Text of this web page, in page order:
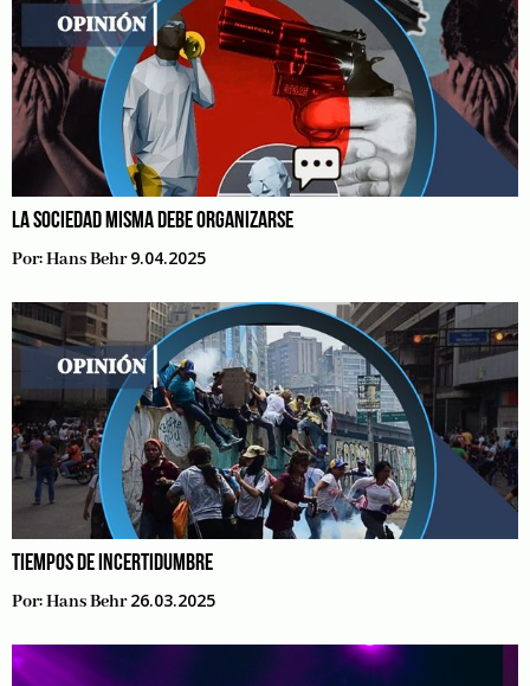
LA SOCIEDAD MISMA DEBE ORGANIZARSE
Por:Hans Behr 9.04.2025
TIEMPOS DE INCERTIDUMBRE
Por:Hans Behr 26.03.2025